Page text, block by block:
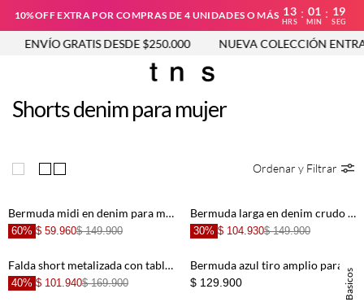
10%OFF EXTRA POR COMPRAS DE 4 UNIDADES O MÁS 13
HRS
: 01
MIN
: 19
SEG
ENVÍO GRATIS DESDE $250.000 NUEVA COLECCIÓN ENTRA
Shorts denim para mujer
Ordenar y Filtrar
Bermuda midi en denim para mujer
60% $ 59.960$ 149.900
Bermuda larga en denim crudo para mujer
30% $ 104.930$ 149.900
Falda short metalizada con tablas para mujer
40% $ 101.940$ 169.900 Basicos
Bermuda azul tiro amplio para mujer
$ 129.900